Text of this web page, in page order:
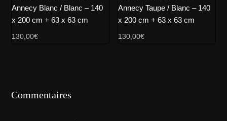
Annecy Blanc / Blanc – 140
x 200 cm + 63 x 63 cm
130,00€
Annecy Taupe / Blanc – 140
x 200 cm + 63 x 63 cm
130,00€
Commentaires